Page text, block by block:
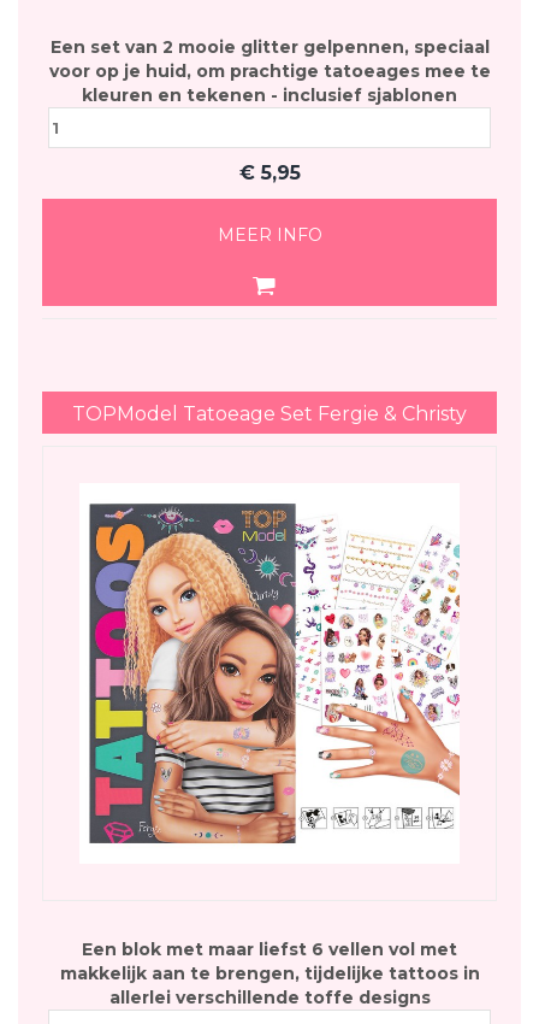
Een set van 2 mooie glitter gelpennen, speciaal
voor op je huid, om prachtige tatoeages mee te
kleuren en tekenen - inclusief sjablonen
€5,95
MEER INFO
TOPModel Tatoeage Set Fergie & Christy
Een blok met maar liefst 6 vellen vol met
makkelijk aan te brengen, tijdelijke tattoos in
allerlei verschillende toffe designs